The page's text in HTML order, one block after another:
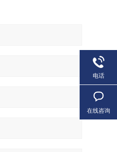
电话
在线咨询